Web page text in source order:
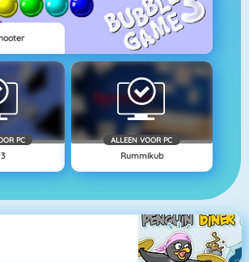
PC ALLEEN VOOR PC
Rummikub